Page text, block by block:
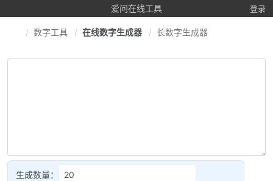
爱问在线工具 登录
数字工具 在线数字生成器 长数字生成器
生成数量：